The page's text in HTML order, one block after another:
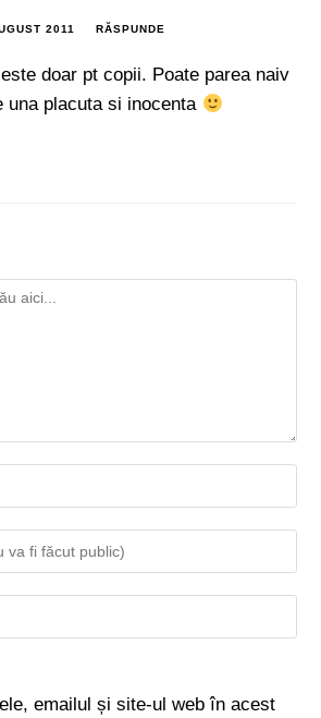
2011 RĂSPUNDE
doar pt copii. Poate parea naiv
una placuta si inocenta
emailul și site-ul web în acest